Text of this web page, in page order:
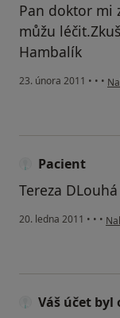
Pan doktor mi
můžu
Hambalík
23. února 2011 • • •
Pacient
Tereza DLouhá
20. ledna 2011 • • •
Váš účet byl